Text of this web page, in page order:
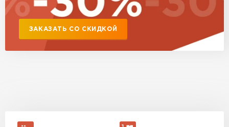
ЗАКАЗАТЬ СО СКИДКОЙ
Утеплитель MasterPLEX
ПЕРЕЙТИ
Утеплитель Белтеп
Утеплитель Isover
Утеплитель Урса